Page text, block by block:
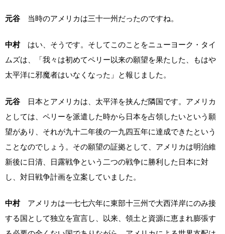
元谷 当時のアメリカは三十一州だったのですね。
中村 はい、そうです。そしてこのことをニューヨーク・タイ
ムズは、「我々は初めてペリー以来の願望を果たした、もはや
太平洋に邪魔者はいなくなった」と報じました。
元谷
日本とアメリカは、太平洋を挟んだ隣国です。アメリカ
としては、ペリーを派遣した時から日本を占領したいという願
望があり、それが九十二年後の一九四五年に達成できたという
ことなのでしょう。その願望の証拠として、アメリカは明治維
新後に日清、日露戦争という二つの戦争に勝利した日本に対
し、対日戦争計画を立案していました。
中村 アメリカは一七七六年に東部十三州で大西洋岸にのみ接
する国として独立を宣言し、以来、領土と資源に恵まれ膨張す